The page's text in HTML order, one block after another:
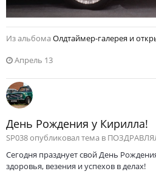
Из альбома Олдтаймер-галерея и
Апрель 13
День Рождения у Кирилла!
SP038 опубликовал тема в
Сегодня празднует свой День
здоровья, везения и успехов в делах!